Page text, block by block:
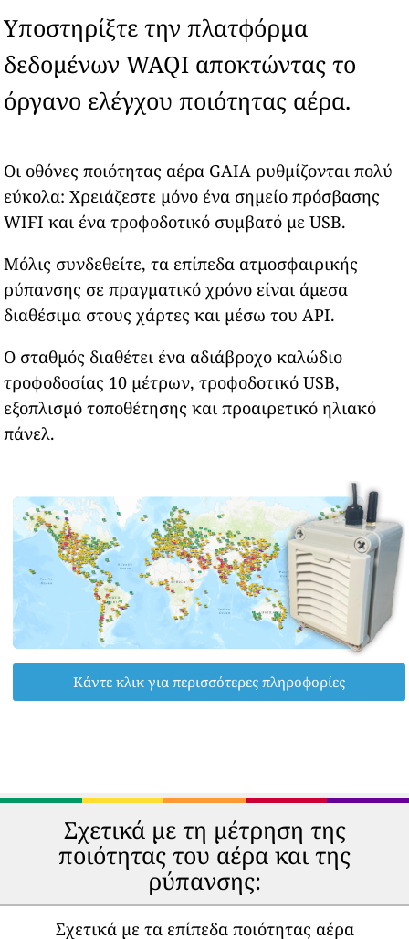
Υποστηρίξτε την πλατφόρμα
δεδομένων WAQI αποκτώντας το
όργανο ελέγχου ποιότητας αέρα.
Οι οθόνες ποιότητας αέρα GAIA ρυθμίζονται πολύ
εύκολα: Χρειάζεστε μόνο ένα σημείο πρόσβασης
WIFI και ένα τροφοδοτικό συμβατό με USB.
Μόλις συνδεθείτε, τα επίπεδα ατμοσφαιρικής
ρύπανσης σε πραγματικό χρόνο είναι άμεσα
διαθέσιμα στους χάρτες και μέσω του API.
Ο σταθμός διαθέτει ένα αδιάβροχο καλώδιο
τροφοδοσίας 10 μέτρων, τροφοδοτικό USB,
εξοπλισμό τοποθέτησης και προαιρετικό ηλιακό
πάνελ.
Κάντε κλικ για περισσότερες πληροφορίες
Σχετικά με τη μέτρηση της
ποιότητας του αέρα και της
ρύπανσης:
Σχετικά με τα επίπεδα ποιότητας αέρα